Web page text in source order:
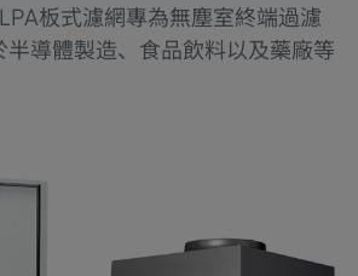
板式濾網專為無塵室終端過濾
半導體製造、食品飲料以及藥廠等